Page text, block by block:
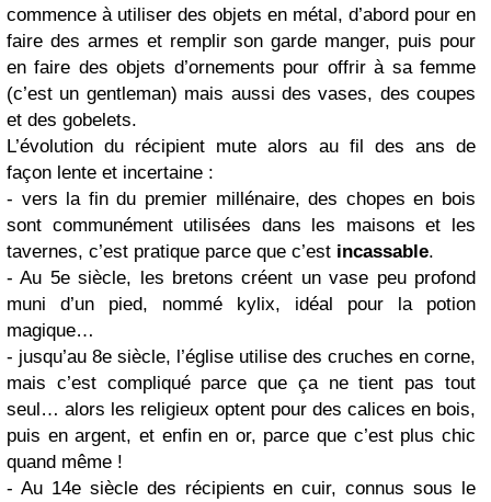
commence à utiliser des objets en métal, d’abord pour en
faire des armes et remplir son garde manger, puis pour
en faire des objets d’ornements pour offrir à sa femme
(c’est un gentleman) mais aussi des vases, des coupes
et des gobelets.
L’évolution du récipient mute alors au fil des ans de
façon lente et incertaine :
- vers la fin du premier millénaire, des chopes en bois
sont communément utilisées dans les maisons et les
tavernes, c’est pratique parce que c’est incassable.
- Au 5e siècle, les bretons créent un vase peu profond
muni d’un pied, nommé kylix, idéal pour la potion
magique…
- jusqu’au 8e siècle, l’église utilise des cruches en corne,
mais c’est compliqué parce que ça ne tient pas tout
seul… alors les religieux optent pour des calices en bois,
puis en argent, et enfin en or, parce que c’est plus chic
quand même !
- Au 14e siècle des récipients en cuir, connus sous le